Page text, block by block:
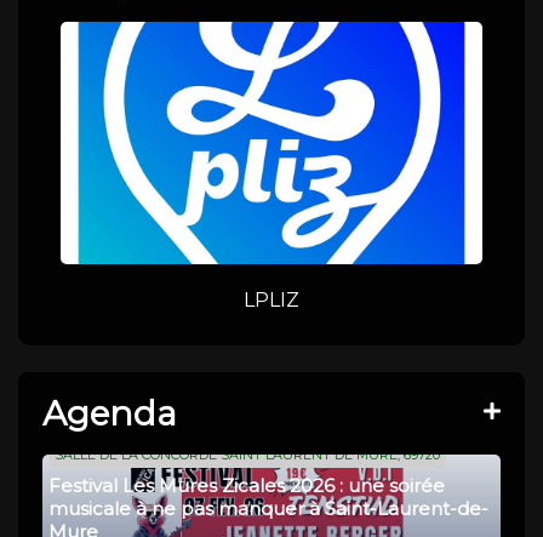
LPLIZ
Agenda
SALLE DE LA CONCORDE SAINT LAURENT DE MURE, 69720
Festival Les Mures Zicales 2026 : une soirée
musicale à ne pas manquer à Saint-Laurent-de-
Mure